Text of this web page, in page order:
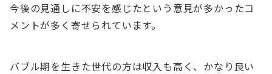
今後の見通しに不安を感じたという意見が多かったコ
メントが多く寄せられています。
バブル期を生きた世代の方は収入も高く、かなり良い